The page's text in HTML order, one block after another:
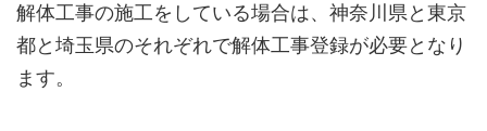
解体工事の施工をしている場合は、神奈川県と東京
都と埼玉県のそれぞれで解体工事登録が必要となり
ます。